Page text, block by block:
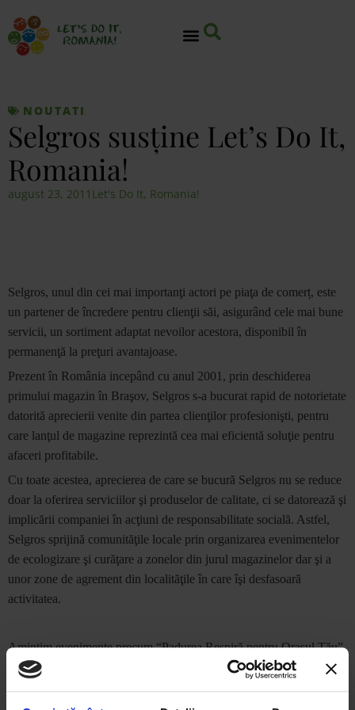
NOUTATI
Selgros susţine Let’s Do It,
Romania!
august 23, 2011 Let's Do It, Romania!
Selgros, unul din cei mai importanţi actori pe piaţa de comerț, este
un partener de încredere pentru clienţii săi, asigurând cele mai bune
servicii, un sortiment adaptat nevoilor acestora, disponibil în
permanenţă la preţuri avantajoase.
Prezent în România incepând cu anul 2001, prin deschiderea
primului magazin în Braşov, Selgros s-a bucurat rapid de notorietate
datorită aprecierii venite din partea clienţilor profesionişti, pentru
care lanţul de magazine reprezintă cea mai eficientă soluţie pentru
afaceri profitabile.
Cu toate acestea, aprecierea de care se bucură Selgros nu se reduce
doar la oferirea serviciilor şi produselor de calitate, ci se datorează şi
implicării companiei în acţiuni de responsabilitate socială. Astfel,
Selgros sprijină comunităţile locale prin organizarea evenimentelor
de ecologizare şi curăţare a zonelor din jurul magazinelor dar şi a
unor zone de agrement din localităţile în care îşi desfasoară
activitatea.
Amintim evenimente precum “Padurea Respiră pentru Oraşul Tău”
– acţiune de ecologizare şi igienizare a zonei Hlincea, “Împreună
ecologizarea Parcului Tribunalului Sector 4 sau acţiunea de